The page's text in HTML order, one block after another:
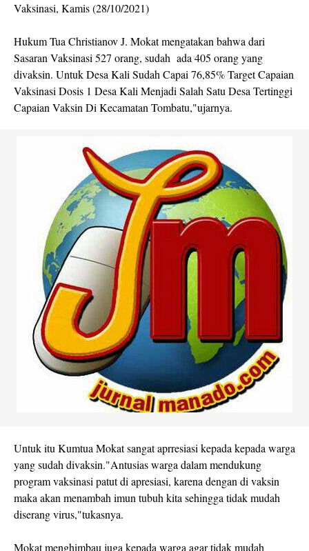
Vaksinasi, Kamis (28/10/2021)
Hukum Tua Christianov J. Mokat mengatakan bahwa dari
Sasaran Vaksinasi 527 orang, sudah ada 405 orang yang
divaksin. Untuk Desa Kali Sudah Capai 76,85% Target Capaian
Vaksinasi Dosis 1 Desa Kali Menjadi Salah Satu Desa Tertinggi
Capaian Vaksin Di Kecamatan Tombatu,"ujarnya.
Untuk itu Kumtua Mokat sangat aprresiasi kepada kepada warga
yang sudah divaksin."Antusias warga dalam mendukung
program vaksinasi patut di apresiasi, karena dengan di vaksin
maka akan menambah imun tubuh kita sehingga tidak mudah
diserang virus,"tukasnya.
Mokat menghimbau juga kepada warga agar tidak mudah